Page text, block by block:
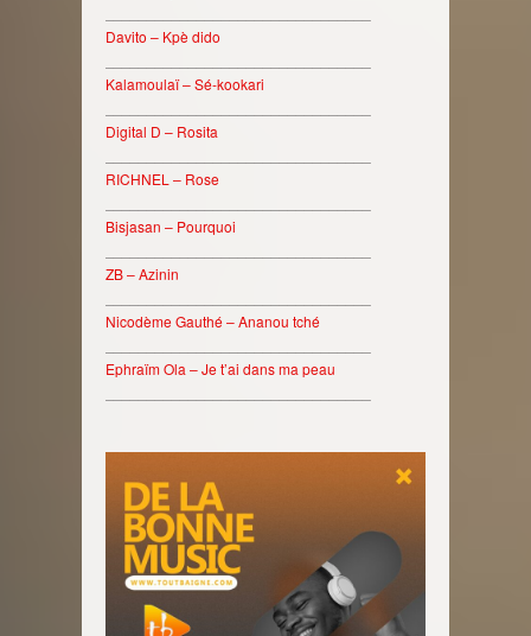
Davito – Kpè dido
Kalamoulaï – Sé-kookari
Digital D – Rosita
RICHNEL – Rose
Bisjasan – Pourquoi
ZB – Azinin
Nicodème Gauthé – Ananou tché
Ephraïm Ola – Je t’ai dans ma peau